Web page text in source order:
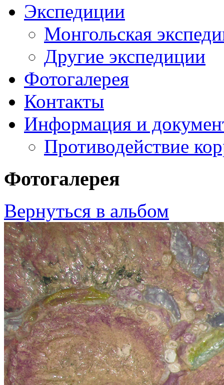
Экспедиции
Монгольская
Другие экспедиции
Фотогалерея
Контакты
Информация и
Противодействие
Фотогалерея
Вернуться в альбом